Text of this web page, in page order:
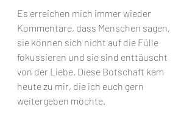
Es erreichen mich immer wieder
Kommentare, dass Menschen sagen,
sie können sich nicht auf die Fülle
fokussieren und sie sind enttäuscht
von der Liebe. Diese Botschaft kam
heute zu mir, die ich euch gern
weitergeben möchte.